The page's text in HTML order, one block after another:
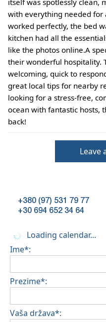
itself was spotlessly clean,
with everything needed for
worked perfectly, the bed
kitchen had all the
like the photos online.A
their wonderful hospitality.
welcoming, quick to
great local tips for nearby
looking for a stress-free,
ocean with fantastic hosts,
back!
Leave
+380 (97) 531 79 77
+30 694 652 34 64
Loading calendar...
Ime*:
Prezime*:
Vaša država*: